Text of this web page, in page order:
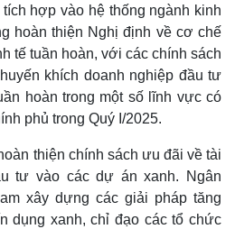
Công nghệ
Sành điệu
Tin Công nghệ
Trải nghiệm
Chuyển đổi số
hợp vào hệ thống ngành kinh
hoàn thiện Nghị định về cơ chế
tế tuần hoàn, với các chính sách
khích doanh nghiệp đầu tư
hoàn trong một số lĩnh vực có
phủ trong Quý I/2025.
thiện chính sách ưu đãi về tài
tư vào các dự án xanh. Ngân
xây dựng các giải pháp tăng
dụng xanh, chỉ đạo các tổ chức